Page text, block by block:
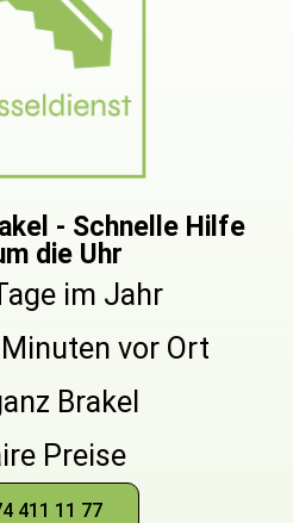
- Schnelle Hilfe
die Uhr
im Jahr
Minuten vor Ort
Brakel
Preise
411 11 77